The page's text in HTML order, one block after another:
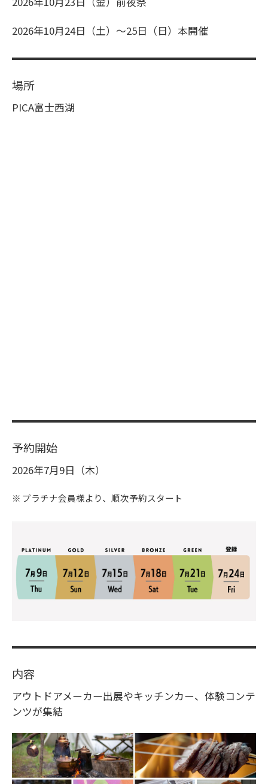
2026年10月24日（土）〜25日（日）本開催
場所
PICA富士西湖
予約開始
2026年7月9日（木）
プラチナ会員様より、順次予約スタート
内容
アウトドアメーカー出展やキッチンカー、体験コンテ
ンツが集結